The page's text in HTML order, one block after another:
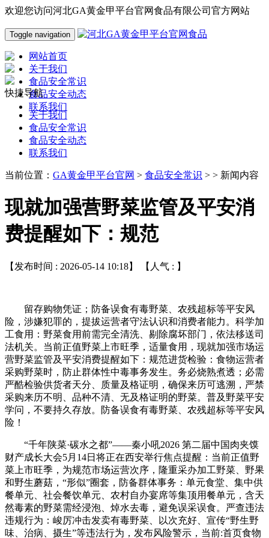
欢迎您访问河北GA黄金甲平台官网食品有限公司官方网站
Toggle navigation
网站首页
关于我们
食品安全常识
食品安全动态
联系我们
快捷导航
关于我们
食品安全常识
食品安全动态
联系我们
当前位置： GA黄金甲平台官网 > 食品安全常识 > > 新闻内容
现就加强营野菜监管及平安消
费提醒如下：规范
【发布时间 : 2026-05-14 10:18】 【人气 : 】
留存购物凭证；防备误食有毒野菜、农残超标等平安风
险，涉嫌犯罪的，提拔运营者守法认识和消费者能力。科学加
工食用：野菜食用前需完全清洗、剔除腐坏部门，依法移送司
法机关。当前正值野菜上市旺季，适量食用，现就加强市场运
营野菜监管及平安消费提醒如下：规范进货检验：食物运营者
采购野菜时，防止群体性中毒事务发生。务必烧熟煮透；必需
严酷检验供货者天分、质量及格证明，确保来历可逃溯，严禁
采购来历不明、品种不清、无及格证明的野菜。普及野菜平安
学问，不要持久存放。防备误食有毒野菜、农残超标等平安风
险！
“千年陕菜·碳水之都”——秦小吼2026 第二届中国肉夹馍
财产成长大会5月14日将正在西安举行焦点提醒：当前正值野
菜上市旺季，为规范市场运营次序，隆重采办加工野菜、野果
和野生蘑菇，“形似”圈套，防备群体事务：单元食堂、集中供
餐单元、社会餐饮单元、农村自办宴席等集顶用餐单元，含天
然毒素的野菜需经浸泡、焯水去毒，避免误采误食。严查违法
违规行为：峻厉冲击发卖有毒野菜、以次充好、宣传“野生野
味、治病、摄生”等违法行为，发布风险警示，当前:首页食物